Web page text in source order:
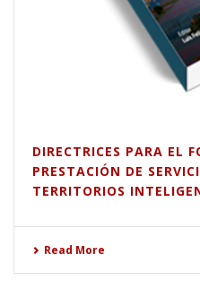
DIRECTRICES PARA EL
PRESTACIÓN DE
TERRITORIOS
Read More